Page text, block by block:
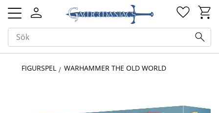
Meny
FIGURSPEL WARHAMMER THE OLD WORLD